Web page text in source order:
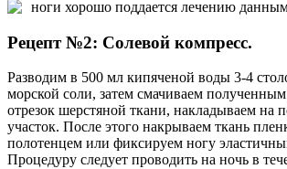
ноги хорошо поддается лечению
Рецепт №2: Солевой компресс.
Разводим в 500 мл кипяченой воды 3-4
морской соли, затем смачиваем
отрезок шерстяной ткани, накладываем на
участок. После этого накрываем ткань
полотенцем или фиксируем ногу
Процедуру следует проводить на ночь в